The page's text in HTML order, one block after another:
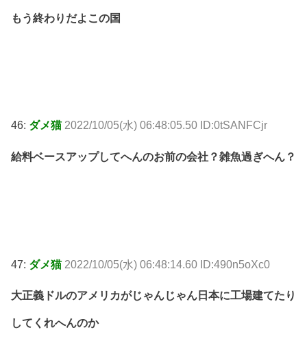
もう終わりだよこの国
46: ダメ猫 2022/10/05(水) 06:48:05.50 ID:0tSANFCjr
給料ベースアップしてへんのお前の会社？雑魚過ぎへん？
47: ダメ猫 2022/10/05(水) 06:48:14.60 ID:490n5oXc0
大正義ドルのアメリカがじゃんじゃん日本に工場建てたり
してくれへんのか